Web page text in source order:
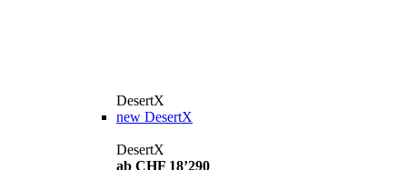
DesertX
new DesertX
DesertX
ab CHF 18’290